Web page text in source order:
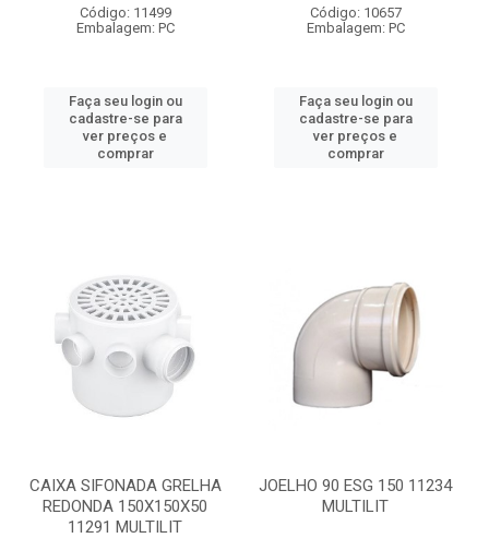
Código: 11499
Embalagem: PC
Faça seu login ou
cadastre-se para
ver preços e
comprar
Código: 10657
Embalagem: PC
Faça seu login ou
cadastre-se para
ver preços e
comprar
CAIXA SIFONADA GRELHA
REDONDA 150X150X50
11291 MULTILIT
JOELHO 90 ESG 150 11234
MULTILIT